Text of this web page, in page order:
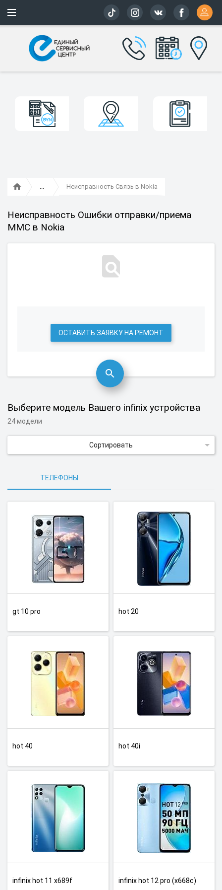
Более
Неисправность Связь в Nokia
Неисправность Ошибки отправки/приема
ММС в Nokia
ОСТАВИТЬ ЗАЯВКУ НА РЕМОНТ
Выберите модель Вашего infinix устройства
24 модели
Сортировать
ТЕЛЕФОНЫ
gt 10 pro hot 20
hot 40 hot 40i
infinix hot 11 x689f infinix hot 12 pro (x668c)